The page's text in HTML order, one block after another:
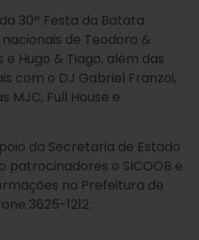
30ª Festa da Batata
de Teodoro &
Hugo & Tiago, além das
com o DJ Gabriel Franzoi,
MJC, Full House e
da Secretaria de Estado
patrocinadores o SICOOB e
na Prefeitura de
3625-1212.